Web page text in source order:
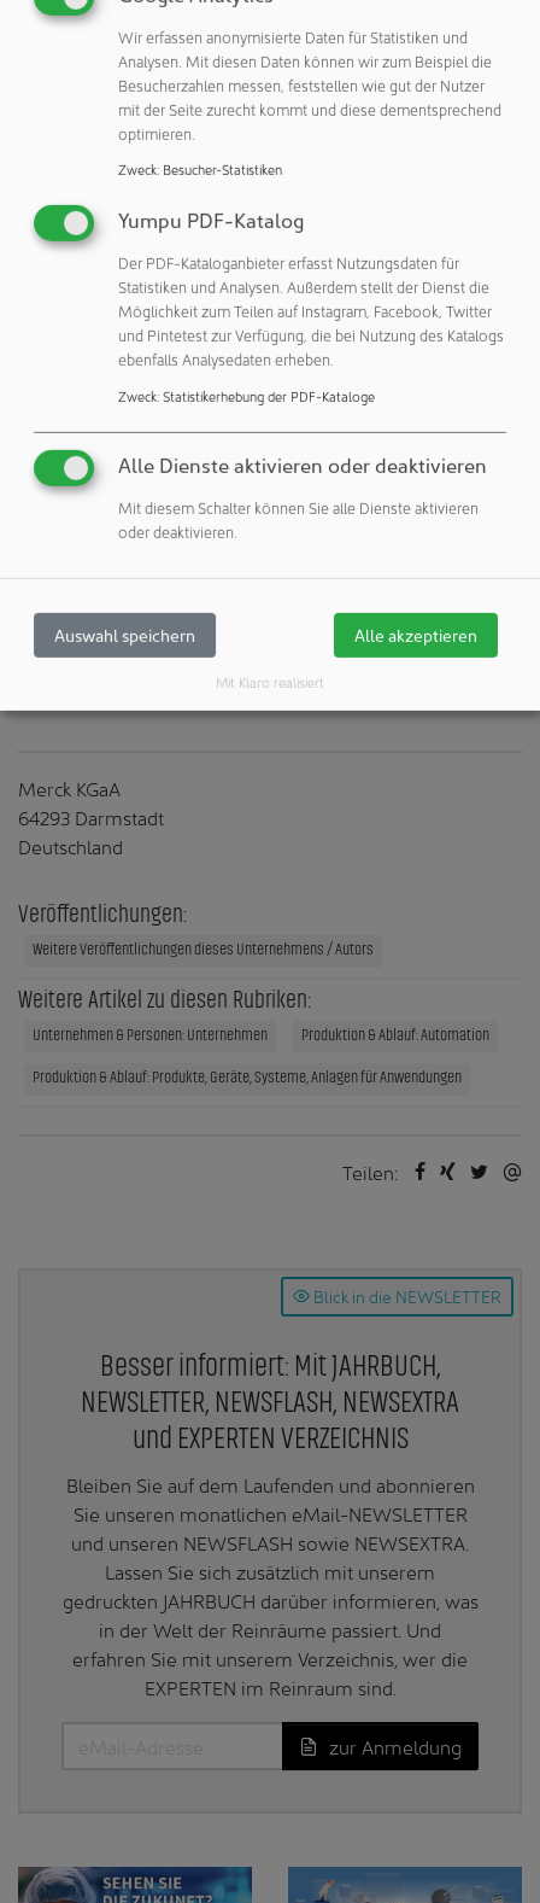
Kompetenzen auf den Gebieten Automatisierung, Service
und Support zu verbinden.“
Durch die Kombination der Automatisierungs- und
Serviceexpertise von Opentrons und der starken
Qualitätssysteme von Merck werden die Partner
zuverlässige Produkte bereitstellen können, welche die
Forschung effizienter machen – von der Proben-
Vorbereitung bis zur Analyse in Bereichen wie
Immundetektion, Proteinforschung, Enzymtechnologie,
Genom-Editierung, Omics-basierte Forschung,
pharmazeutische Entwicklung, Serviceleistungen und
Prüfung sowie Zellkultur.
Merck ergänzt damit sein bestehendes Angebot an
innovativen, die Produktivität biowissenschaftlicher Labore
verbessernden Produkten, wie den Millicell® DCI Digital
Cell Imager, der mit seiner intuitiven Benutzeroberfläche
ist die Partnerschaft ein weiteres Beispiel für die
Entschlossenheit des Unternehmens, zukunftsweisende
Lösungen auf dem Gebiet der Biologie anzubieten, wie es
mit der jüngsten Akquisition von HUB Organoids Holding
Merck KGaA
64293 Darmstadt
Deutschland
Veröffentlichungen:
Weitere Veröffentlichungen dieses Unternehmens / Autors
Weitere Artikel zu diesen Rubriken:
Unternehmen & Personen: Unternehmen Produktion & Ablauf: Automation
Produktion & Ablauf: Produkte, Geräte, Systeme, Anlagen für Anwendungen
Teilen:
Blick in die NEWSLETTER
Besser informiert: Mit JAHRBUCH,
NEWSLETTER, NEWSFLASH, NEWSEXTRA
und EXPERTEN VERZEICHNIS
Bleiben Sie auf dem Laufenden und abonnieren
Sie unseren monatlichen eMail-NEWSLETTER
und unseren NEWSFLASH sowie NEWSEXTRA.
Lassen Sie sich zusätzlich mit unserem
gedruckten JAHRBUCH darüber informieren, was
in der Welt der Reinräume passiert. Und
erfahren Sie mit unserem Verzeichnis, wer die
EXPERTEN im Reinraum sind.
zur Anmeldung
Wir erfassen anonymisierte Daten für Statistiken und
Analysen. Mit diesen Daten können wir zum Beispiel die
Besucherzahlen messen, feststellen wie gut der Nutzer
mit der Seite zurecht kommt und diese dementsprechend
optimieren.
Zweck: Besucher-Statistiken
Yumpu PDF-Katalog
Der PDF-Kataloganbieter erfasst Nutzungsdaten für
Statistiken und Analysen. Außerdem stellt der Dienst die
Möglichkeit zum Teilen auf Instagram, Facebook, Twitter
und Pintetest zur Verfügung, die bei Nutzung des Katalogs
ebenfalls Analysedaten erheben.
Zweck: Statistikerhebung der PDF-Kataloge
Alle Dienste aktivieren oder deaktivieren
Mit diesem Schalter können Sie alle Dienste aktivieren
oder deaktivieren.
Auswahl speichern Alle akzeptieren
Mit Klaro realisiert